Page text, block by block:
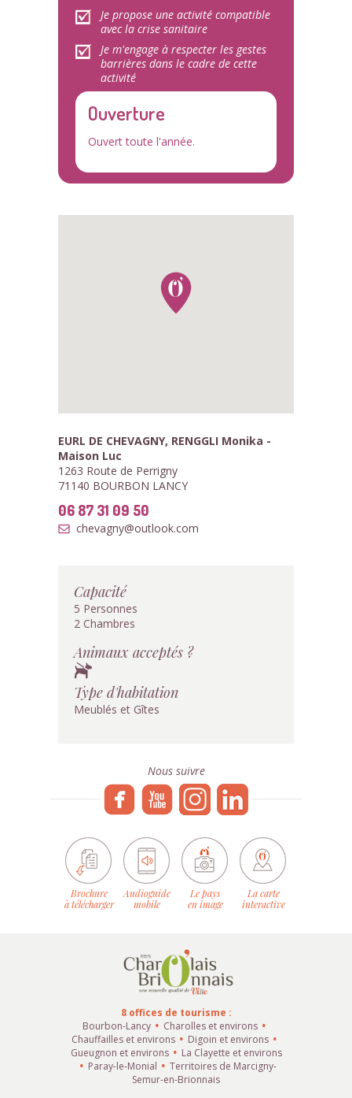
Je propose une activité compatible
avec la crise sanitaire
Je m'engage à respecter les gestes
barrières dans le cadre de cette
activité
Ouverture
Ouvert toute l'année.
EURL DE CHEVAGNY, RENGGLI Monika -
Maison Luc
1263 Route de Perrigny
71140 BOURBON LANCY
06 87 31 09 50
chevagny@outlook.com
Capacité
5 Personnes
2 Chambres
Animaux acceptés ?
Type d'habitation
Meublés et Gîtes
Nous suivre
Brochure
à télécharger
Audioguide
mobile
Le pays
en image
La carte
interactive
8 offices de tourisme :
Bourbon-Lancy
Charolles et environs
Chauffailles et environs
Digoin et environs
Gueugnon et environs
La Clayette et environs
Paray-le-Monial
Territoires de Marcigny-
Semur-en-Brionnais